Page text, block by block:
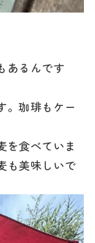
あるんです
。珈琲もケー
を食べていま
も美味しいで